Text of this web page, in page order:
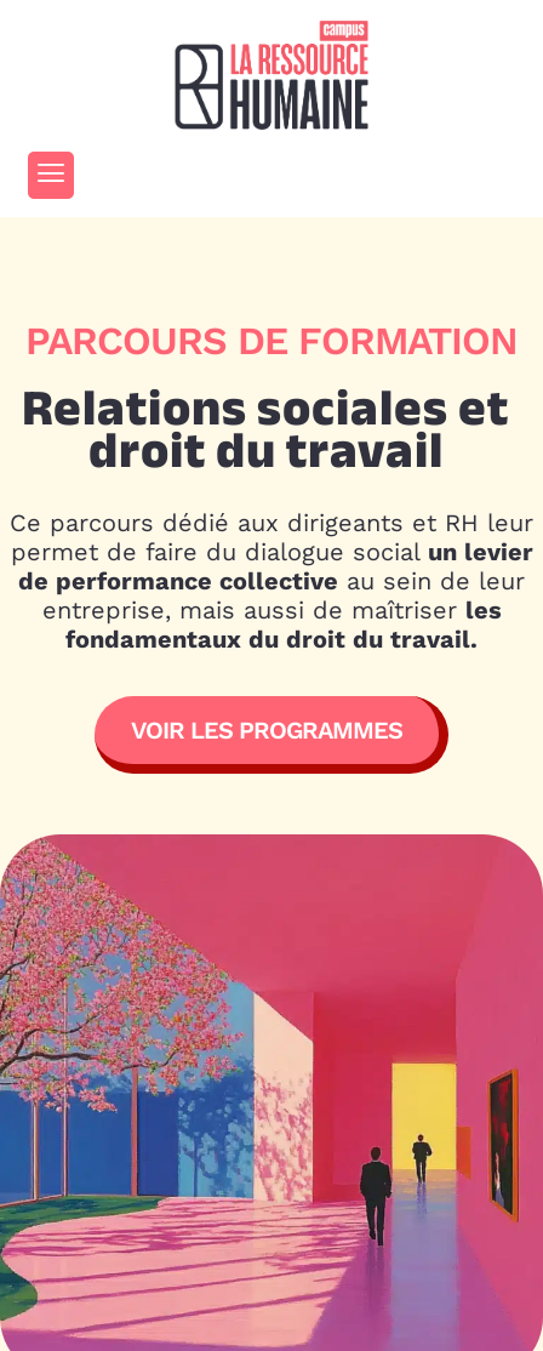
PARCOURS DE FORMATION
Relations sociales et
droit du travail
ChatGPT
a
dit :
Ce parcours dédié aux dirigeants et RH leur
permet de faire du dialogue social un levier
de performance collective au sein de leur
entreprise, mais aussi de maîtriser les
fondamentaux du droit du travail.
VOIR LES PROGRAMMES